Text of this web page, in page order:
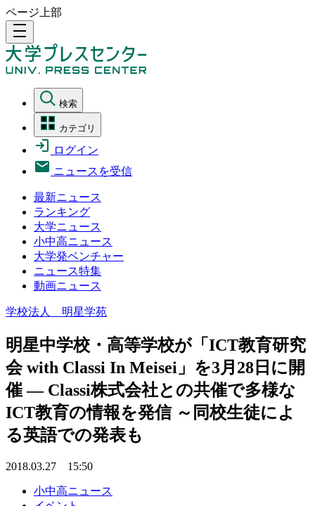
ページ上部
density_medium
検索
カテゴリ
ログイン
ニュースを受信
最新ニュース
ランキング
大学ニュース
小中高ニュース
大学発ベンチャー
ニュース特集
動画ニュース
学校法人 明星学苑
明星中学校・高等学校が「ICT教育研究
会 with Classi In Meisei」を3月28日に開
催 — Classi株式会社との共催で多様な
ICT教育の情報を発信 ～同校生徒によ
る英語での発表も
2018.03.27 15:50
小中高ニュース